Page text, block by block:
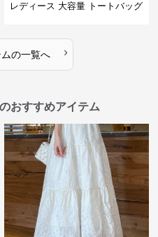
レディース 大容量 トートバッグ
の一覧へ ›
おすすめアイテム